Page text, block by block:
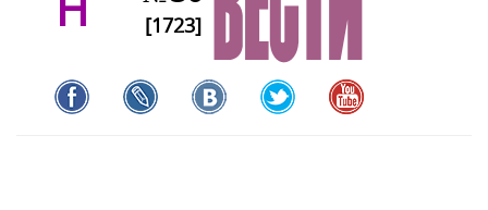
[1723]